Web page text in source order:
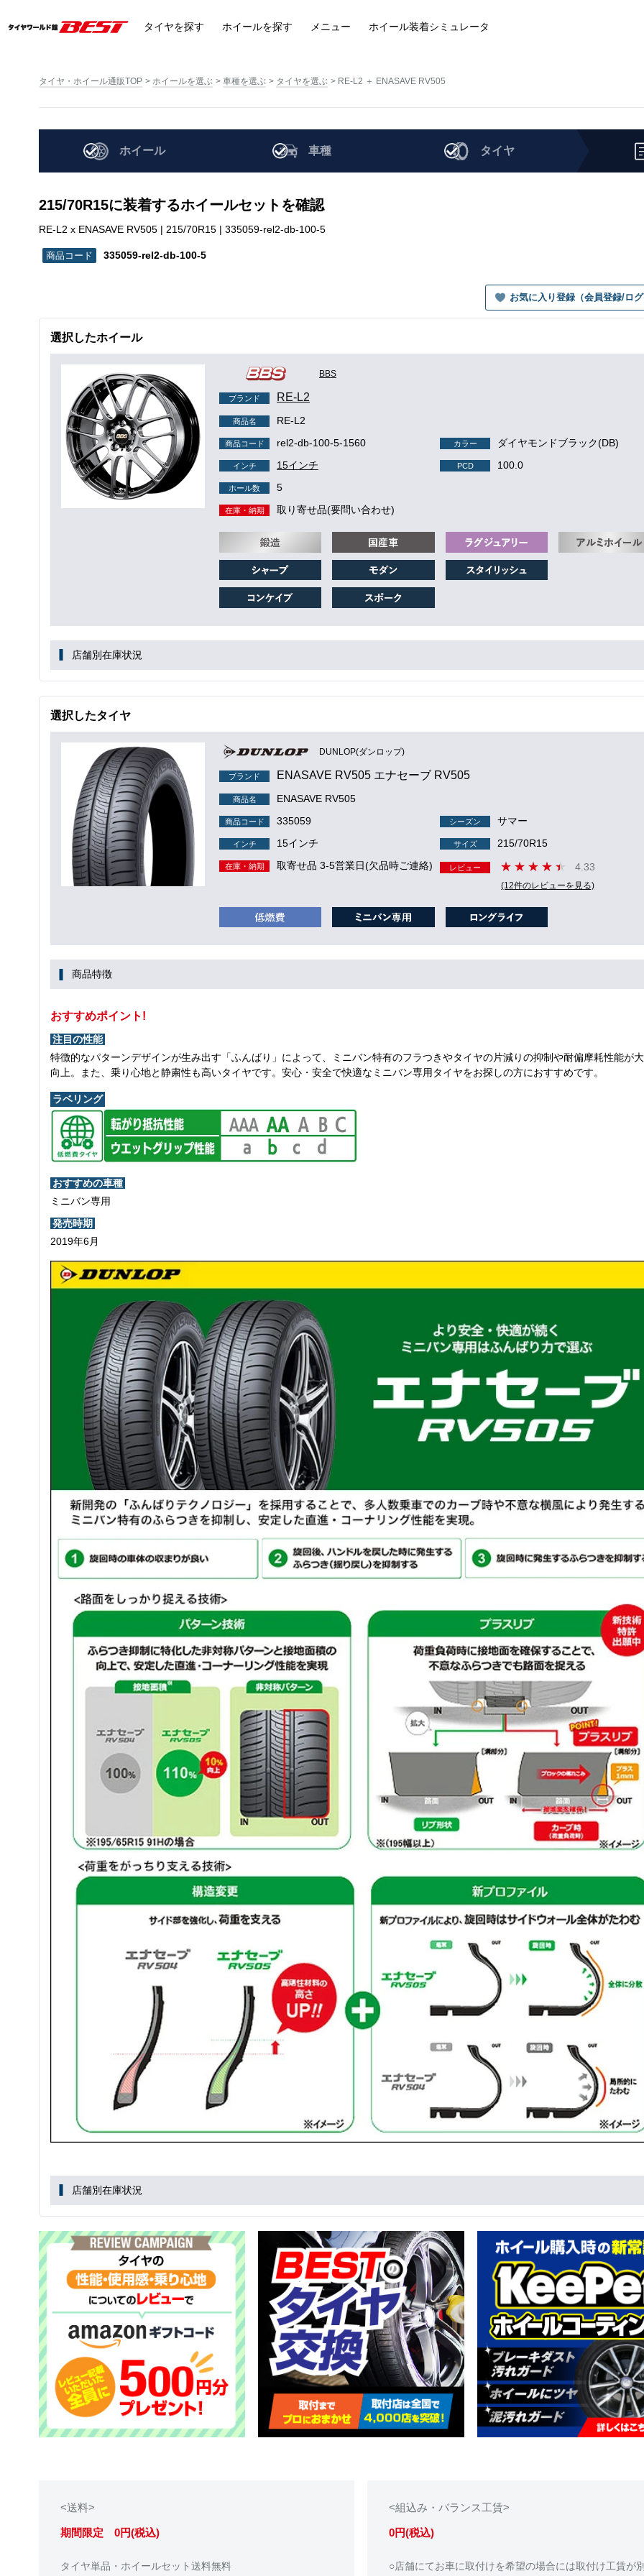
タイヤを探す ホイールを探す メニュー ホイール装着シミュレータ
タイヤ・ホイール通販TOP ホイールを選ぶ 車種を選ぶ タイヤを選ぶ RE-L2 ＋ ENASAVE RV505
ホイール 車種 タイヤ
215/70R15に装着するホイールセットを確認
RE-L2 x ENASAVE RV505 | 215/70R15 | 335059-rel2-db-100-5
335059-rel2-db-100-5
お気に入り登録（会員登録/ロ
選択したホイール
BBS
ブランド RE-L2
商品名 RE-L2
商品コード rel2-db-100-5-1560 カラー ダイヤモンドブラック(DB)
インチ 15インチ PCD 100.0
ホール数 5
在庫・納期 取り寄せ品(要問い合わせ)
店舗別在庫状況
選択したタイヤ
DUNLOP(ダンロップ)
ブランド ENASAVE RV505 エナセーブ RV505
商品名 ENASAVE RV505
商品コード 335059 シーズン サマー
インチ 15インチ サイズ 215/70R15
在庫・納期 取寄せ品 3-5営業日(欠品時ご連絡) レビュー 4.33
(12件のレビューを見る)
商品特徴
おすすめポイント!
注目の性能
特徴的なパターンデザインが生み出す「ふんばり」によって、ミニバン特有のフラつきやタイヤの片減りの抑制や耐偏摩耗性能が
向上。また、乗り心地と静粛性も高いタイヤです。安心・安全で快適なミニバン専用タイヤをお探しの方におすすめです。
ラベリング
おすすめの車種
ミニバン専用
発売時期
2019年6月
店舗別在庫状況
<送料>
期間限定 0円(税込)
タイヤ単品・ホイールセット送料無料
<組込み・バランス工賃>
0円(税込)
○店舗にてお車に取付けを希望の場合には取付け工賃が